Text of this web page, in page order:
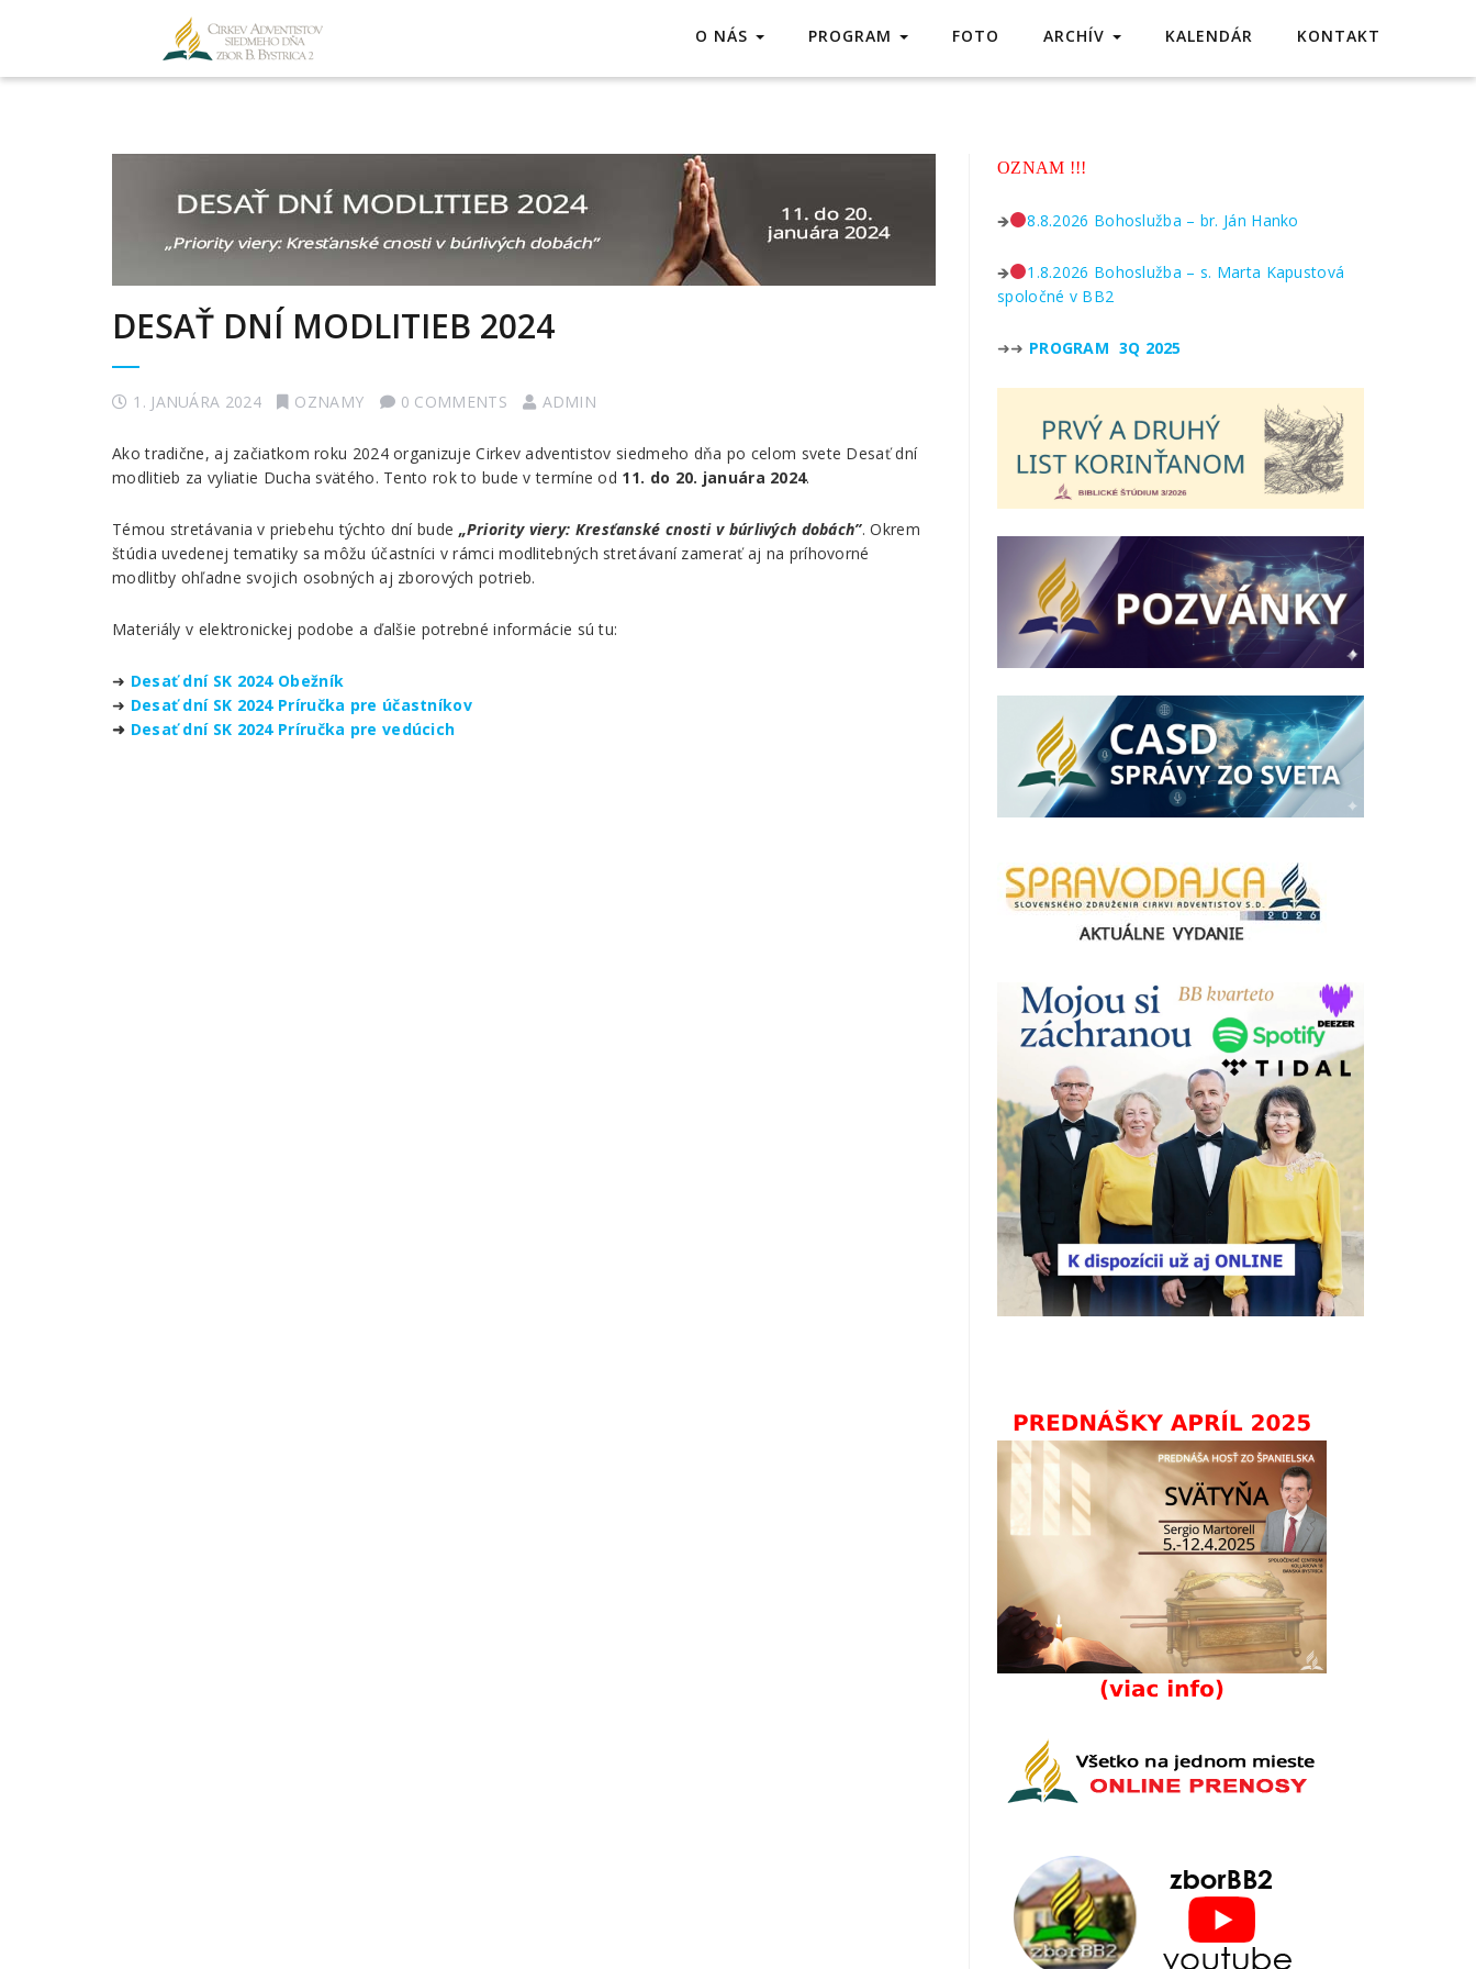
O NÁS PROGRAM FOTO ARCHÍV KALENDÁR KONTAKT
DESAŤ DNÍ MODLITIEB 2024
1. JANUÁRA 2024 OZNAMY 0 COMMENTS ADMIN
Ako tradične, aj začiatkom roku 2024 organizuje Cirkev adventistov siedmeho dňa po celom svete Desať dní
modlitieb za vyliatie Ducha svätého. Tento rok to bude v termíne od 11. do 20. januára 2024.
Témou stretávania v priebehu týchto dní bude „Priority viery: Kresťanské cnosti v búrlivých dobách”. Okrem
štúdia uvedenej tematiky sa môžu účastníci v rámci modlitebných stretávaní zamerať aj na príhovorné
modlitby ohľadne svojich osobných aj zborových potrieb.
Materiály v elektronickej podobe a ďalšie potrebné informácie sú tu:
➜ Desať dní SK 2024 Obežník
➜ Desať dní SK 2024 Príručka pre účastníkov
➜ Desať dní SK 2024 Príručka pre vedúcich
OZNAM !!!
🡺 8.8.2026 Bohoslužba – br. Ján Hanko
🡺
1.8.2026 Bohoslužba – s. Marta Kapustová
spoločné v BB2
➜➜ PROGRAM 3Q 2025